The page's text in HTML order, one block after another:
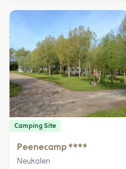
Camping Site
Peenecamp ****
Neukalen